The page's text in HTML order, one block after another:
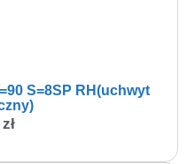
S=8SP RH(uchwyt
zł